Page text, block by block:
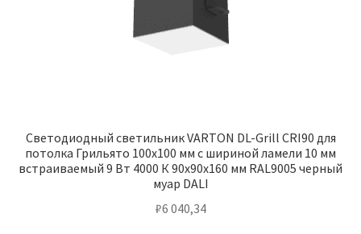
Светодиодный светильник VARTON DL-Grill CRI90 для
потолка Грильято 100х100 мм с шириной ламели 10 мм
встраиваемый 9 Вт 4000 К 90х90х160 мм RAL9005 черный
муар DALI
₽6 040,34